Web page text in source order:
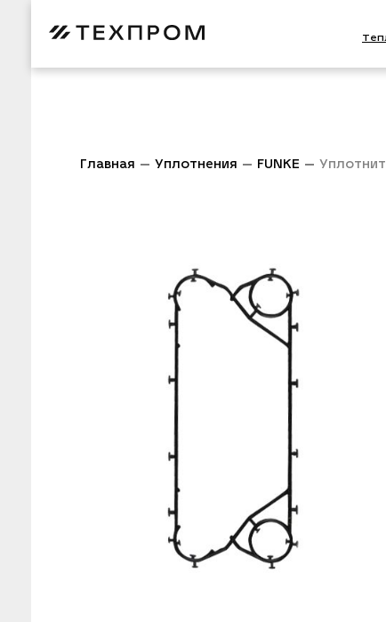
Главная Уплотнения FUNKE